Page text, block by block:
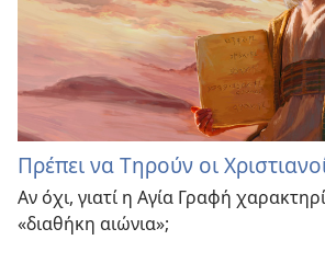
Πρέπει να Τηρούν οι
Αν όχι, γιατί η Αγία Γραφή
«διαθήκη αιώνια»;